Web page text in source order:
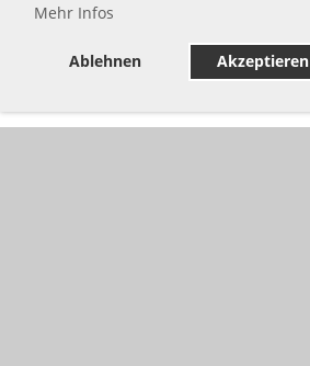
Mehr Infos
Ablehnen Akzeptieren